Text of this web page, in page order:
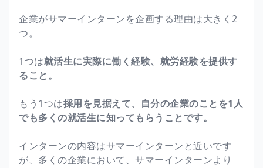
企業がサマーインターンを企画する理由は大きく2
つ。
1つは就活生に実際に働く経験、就労経験を提供す
ること。
もう1つは採用を見据えて、自分の企業のことを1人
でも多くの就活生に知ってもらうことです。
インターンの内容はサマーインターンと近いです
が、多くの企業において、サマーインターンより